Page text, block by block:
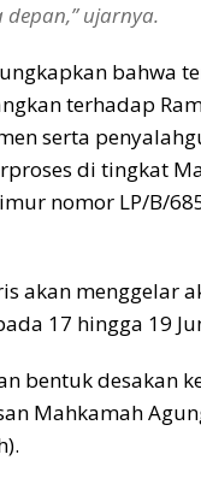
ujarnya.
bahwa
terhadap
serta
di tingkat
nomor LP/B/
akan menggelar
17 hingga 19
bentuk desakan
Mahkamah